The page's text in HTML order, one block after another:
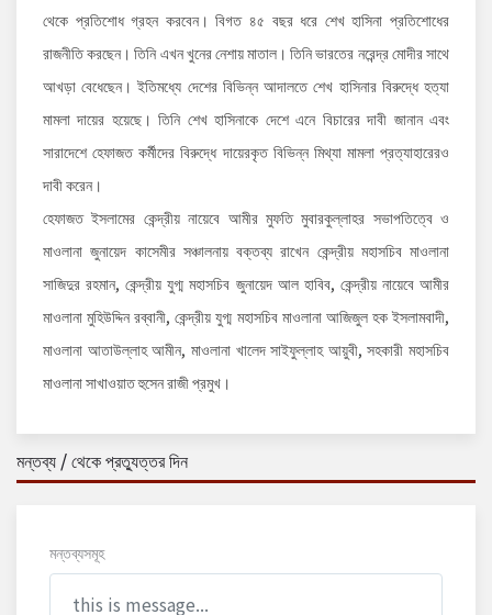
থেকে প্রতিশোধ গ্রহন করবেন। বিগত ৪৫ বছর ধরে শেখ হাসিনা প্রতিশোধের
রাজনীতি করছেন। তিনি এখন খুনের নেশায় মাতাল। তিনি ভারতের নরেন্দ্র মোদীর সাথে
আখড়া বেধেছেন। ইতিমধ্যে দেশের বিভিন্ন আদালতে শেখ হাসিনার বিরুদ্ধে হত্যা
মামলা দায়ের হয়েছে। তিনি শেখ হাসিনাকে দেশে এনে বিচারের দাবী জানান এবং
সারাদেশে হেফাজত কর্মীদের বিরুদ্ধে দায়েরকৃত বিভিন্ন মিথ্যা মামলা প্রত্যাহারেরও
দাবী করেন।
হেফাজত ইসলামের কেন্দ্রীয় নায়েবে আমীর মুফতি মুবারকুল্লাহর সভাপতিত্বে ও
মাওলানা জুনায়েদ কাসেমীর সঞ্চালনায় বক্তব্য রাখেন কেন্দ্রীয় মহাসচিব মাওলানা
সাজিদুর রহমান, কেন্দ্রীয় যুগ্ম মহাসচিব জুনায়েদ আল হাবিব, কেন্দ্রীয় নায়েবে আমীর
মাওলানা মুহিউদ্দিন রব্বানী, কেন্দ্রীয় যুগ্ম মহাসচিব মাওলানা আজিজুল হক ইসলামবাদী,
মাওলানা আতাউল্লাহ আমীন, মাওলানা খালেদ সাইফুল্লাহ আয়ুবী, সহকারী মহাসচিব
মাওলানা সাখাওয়াত হুসেন রাজী প্রমুখ।
মন্তব্য / থেকে প্রত্যুত্তর দিন
মন্তব্যসমূহ